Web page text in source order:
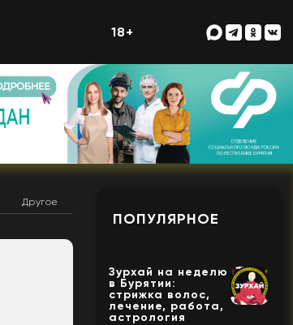
18+
Другое
ПОПУЛЯРНОЕ
Зурхай на неделю
в Бурятии:
стрижка волос,
лечение, работа,
астрология